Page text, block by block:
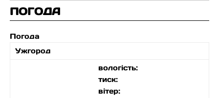
ПОГОДА
Погода
Ужгород
вологість:
тиск:
вітер: